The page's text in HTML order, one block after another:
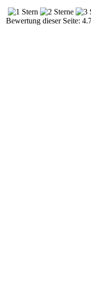
Bewertung dieser Seite: